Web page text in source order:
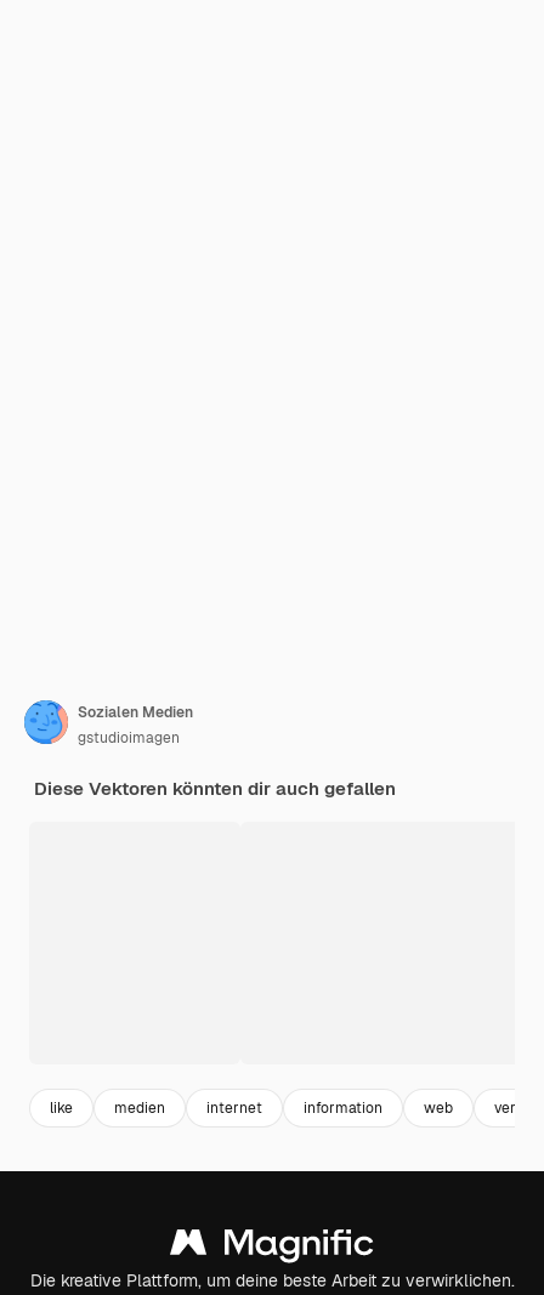
Sozialen Medien
gstudioimagen
Diese Vektoren könnten dir auch gefallen
like medien internet information web
Die kreative Plattform, um deine beste Arbeit zu verwirklichen.